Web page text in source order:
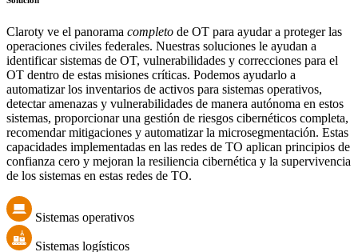
Claroty ve el panorama completo de OT para ayudar a proteger las
operaciones civiles federales. Nuestras soluciones le ayudan a
identificar sistemas de OT, vulnerabilidades y correcciones para el
OT dentro de estas misiones críticas. Podemos ayudarlo a
automatizar los inventarios de activos para sistemas operativos,
detectar amenazas y vulnerabilidades de manera autónoma en estos
sistemas, proporcionar una gestión de riesgos cibernéticos completa,
recomendar mitigaciones y automatizar la microsegmentación. Estas
capacidades implementadas en las redes de TO aplican principios de
confianza cero y mejoran la resiliencia cibernética y la supervivencia
de los sistemas en estas redes de TO.
Sistemas operativos
Sistemas logísticos